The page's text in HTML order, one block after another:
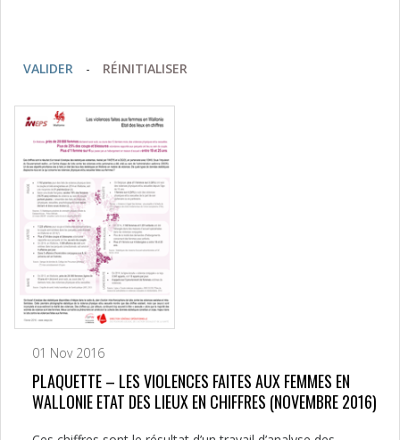
VALIDER - RÉINITIALISER
01 Nov 2016
PLAQUETTE – LES VIOLENCES FAITES AUX FEMMES EN
WALLONIE ETAT DES LIEUX EN CHIFFRES (NOVEMBRE 2016)